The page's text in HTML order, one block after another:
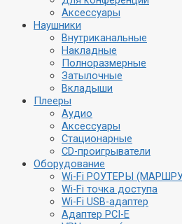
Аксессуары
Наушники
Внутриканальные
Накладные
Полноразмерные
Затылочные
Вкладыши
Плееры
Аудио
Аксессуары
Стационарные
CD-проигрыватели
Оборудование
Wi-Fi РОУТЕРЫ
Wi-Fi точка доступа
Wi-Fi USB-адаптер
Адаптер PCI-E